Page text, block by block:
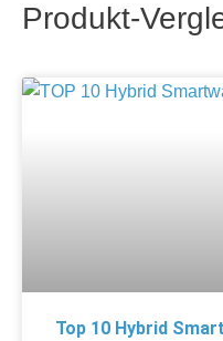
Produkt-
Top 10 Hybrid